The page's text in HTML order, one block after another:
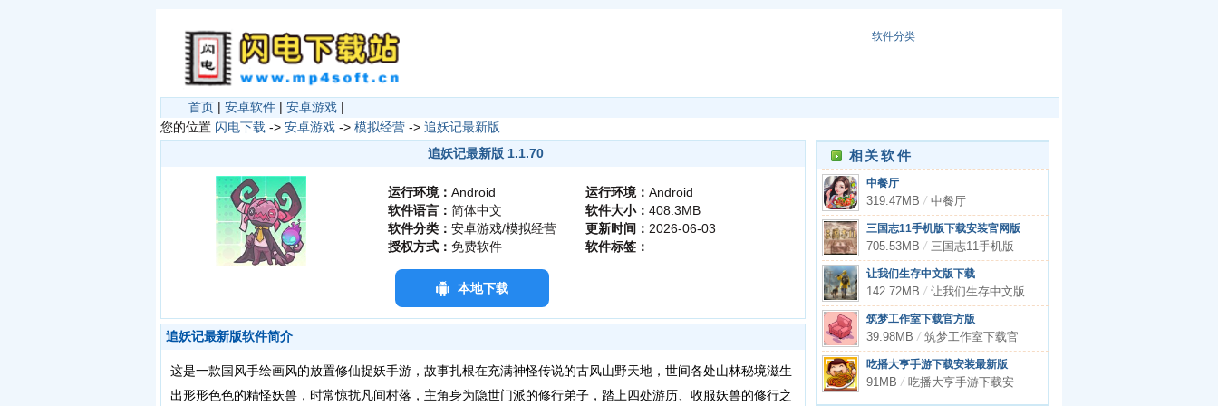
软件分类
首页 | 安卓软件 | 安卓游戏 |
您的位置 闪电下载 -> 安卓游戏 -> 模拟经营 -> 追妖记最新版
追妖记最新版 1.1.70
运行环境： Android
软件语言： 简体中文
软件分类： 安卓游戏/模拟经营
授权方式： 免费软件
本地下载
运行环境： Android
软件大小： 408.3MB
更新时间： 2026-06-03
软件标签：
追妖记最新版软件简介
这是一款国风手绘画风的放置修仙捉妖手游，故事扎根在充满神怪传说的古风山野天地，世间各处山林秘境滋生
出形形色色的精怪妖兽，时常惊扰凡间村落，主角身为隐世门派的修行弟子，踏上四处游历、收服妖兽的修行之
相关软件
中餐厅
319.47MB /中餐厅
三国志11手机版下载安装官网版
705.53MB /三国志11手机版
下载安装官网版
让我们生存中文版下载
142.72MB /让我们生存中文版
下载
筑梦工作室下载官方版
39.98MB /筑梦工作室下载官
方版
吃播大亨手游下载安装最新版
91MB /吃播大亨手游下载安